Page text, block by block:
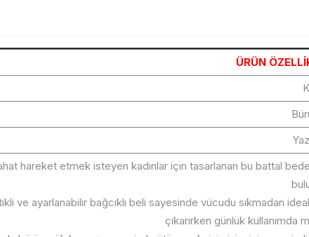
ÜRÜN
hareket etmek isteyen kadınlar için tasarlanan bu battal
ve ayarlanabilir bağcıklı beli sayesinde vücudu sıkmadan
çıkarırken günlük